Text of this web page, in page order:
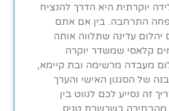
יוקרתית היא הדרך להנציח
התרחבה. בין אם אתם
עדינה שתלווה אותה
קלאסי שמשדר יוקרה
מעבדה מרשימה ובת קיימא,
של הסגנון האישי והערך
זה נסייע לכם לנווט בין
מהבחירה בשרשרת טניס